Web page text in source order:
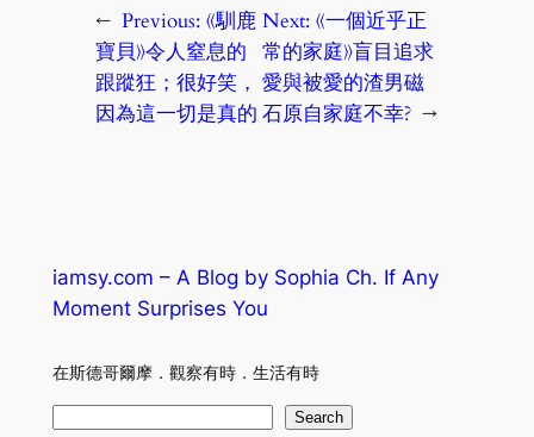
← Previous: 《馴鹿
寶貝》令人窒息的
跟蹤狂；很好笑，
因為這一切是真的
Next: 《一個近乎正
常的家庭》盲目追求
愛與被愛的渣男磁
石原自家庭不幸? →
iamsy.com – A Blog by Sophia Ch. If Any
Moment Surprises You
在斯德哥爾摩．觀察有時．生活有時
Search